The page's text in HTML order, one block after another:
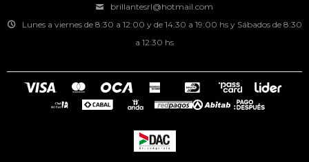
brillantesrl@hotmail.com
Lunes a viernes de 8:30 a 12:00 y de 14:30 a 19:00 hs y Sábados de 8:30
a 12:30 hs